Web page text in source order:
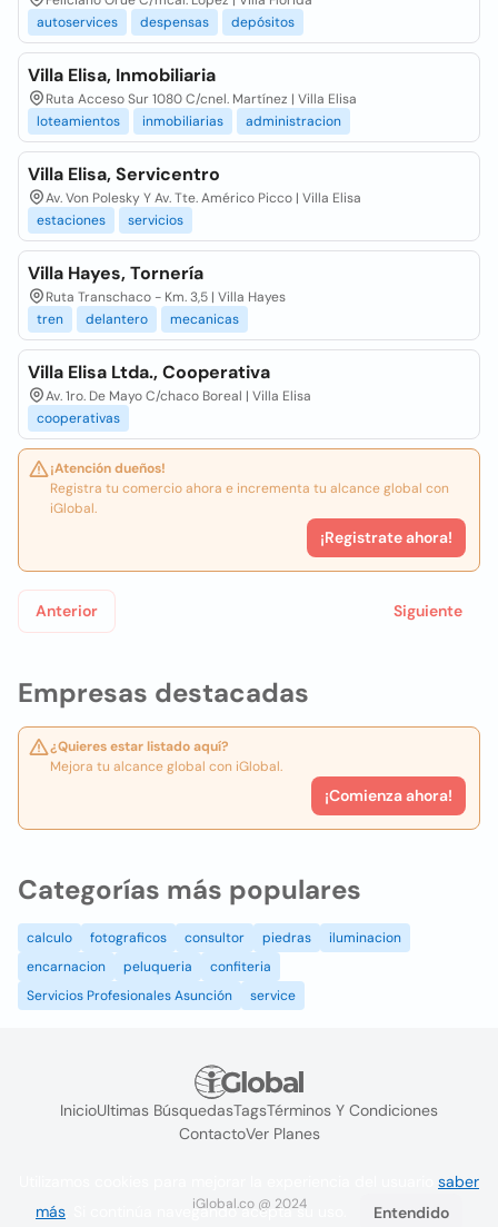
Empresas destacadas
¿Quieres estar listado aquí?
Mejora tu alcance global con iGlobal.
¡Comienza ahora!
autoservices
despensas depósitos
Villa Elisa, Inmobiliaria
Ruta Acceso Sur 1080 C/cnel. Martínez | Villa Elisa
loteamientos
inmobiliarias administracion
Villa Elisa, Servicentro
Av. Von Polesky Y Av. Tte. Américo Picco | Villa Elisa
estaciones
servicios
Villa Hayes, Tornería
Ruta Transchaco - Km. 3,5 | Villa Hayes
tren
delantero mecanicas
Villa Elisa Ltda., Cooperativa
Av. 1ro. De Mayo C/chaco Boreal | Villa Elisa
cooperativas
¡Atención dueños!
Registra tu comercio ahora e incrementa tu alcance global con
iGlobal.
¡Registrate ahora!
Anterior Siguiente
Categorías más populares
calculo fotograficos consultor piedras
iluminacion
encarnacion
peluqueria
confiteria
Servicios Profesionales Asunción
service
InicioUltimas BúsquedasTagsTérminos Y Condiciones
ContactoVer Planes
iGlobal.co @ 2024
saber
más . Si continúa navegando acepta su uso. Entendido